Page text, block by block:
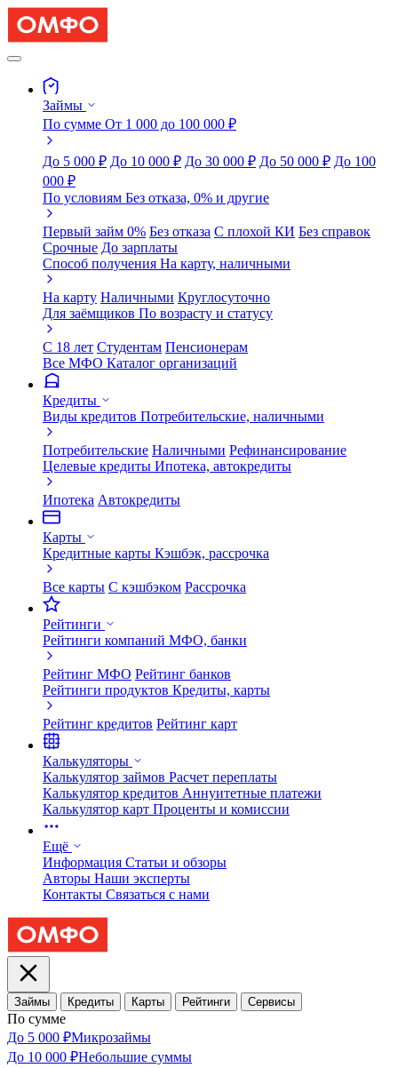
Займы
По сумме От 1 000 до 100 000 ₽
До 5 000 ₽ До 10 000 ₽ До 30 000 ₽ До 50 000 ₽ До 100
000 ₽
По условиям Без отказа, 0% и другие
Первый займ 0% Без отказа С плохой КИ Без справок
Срочные До зарплаты
Способ получения На карту, наличными
На карту Наличными Круглосуточно
Для заёмщиков По возрасту и статусу
С 18 лет Студентам Пенсионерам
Все МФО Каталог организаций
Кредиты
Виды кредитов Потребительские, наличными
Потребительские Наличными Рефинансирование
Целевые кредиты Ипотека, автокредиты
Ипотека Автокредиты
Карты
Кредитные карты Кэшбэк, рассрочка
Все карты С кэшбэком Рассрочка
Рейтинги
Рейтинги компаний МФО, банки
Рейтинг МФО Рейтинг банков
Рейтинги продуктов Кредиты, карты
Рейтинг кредитов Рейтинг карт
Калькуляторы
Калькулятор займов Расчет переплаты
Калькулятор кредитов Аннуитетные платежи
Калькулятор карт Проценты и комиссии
Ещё
Информация Статьи и обзоры
Авторы Наши эксперты
Контакты Связаться с нами
Займы Кредиты Карты Рейтинги Сервисы
По сумме
До 5 000 ₽Микрозаймы
До 10 000 ₽Небольшие суммы